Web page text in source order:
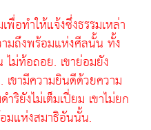
อทำให้แจ้งซึ่งธรรมเหล่า
มถึงพร้อมแห่งศีลนั้น ทั้ง
ม่ท้อถอย. เขาย่อมยัง
เขามีความยินดีด้วยความ
ยังไม่เต็มเปี่ยม เขาไม่ยก
มแห่งสมาธิอันนั้น.